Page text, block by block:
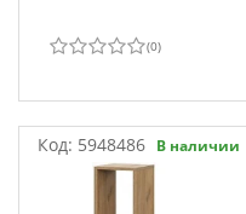
(0)
Код: 5948486 В наличии